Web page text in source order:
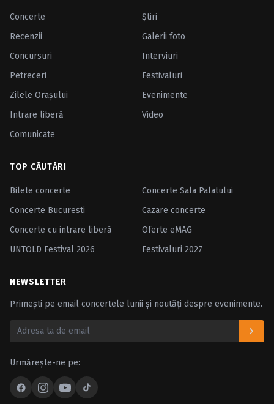
Concerte
Ştiri
Recenzii
Galerii foto
Concursuri
Interviuri
Petreceri
Festivaluri
Zilele Oraşului
Evenimente
Intrare liberă
Video
Comunicate
TOP CĂUTĂRI
Bilete concerte
Concerte Sala Palatului
Concerte Bucuresti
Cazare concerte
Concerte cu intrare liberă
Oferte eMAG
UNTOLD Festival 2026
Festivaluri 2027
NEWSLETTER
Primești pe email concertele lunii și noutăți despre evenimente.
Urmărește-ne pe: